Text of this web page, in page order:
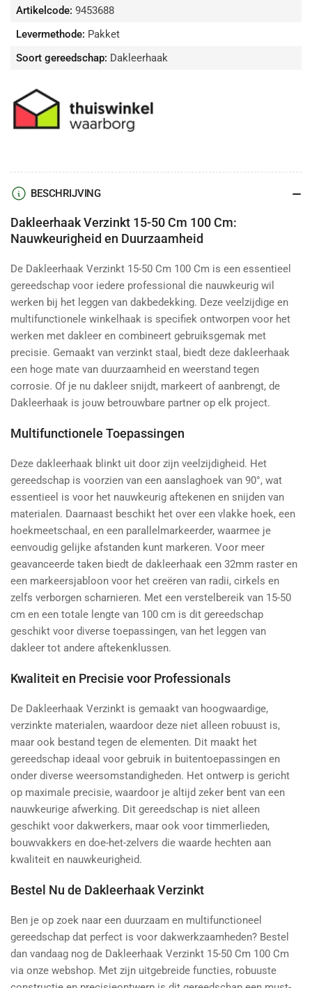
Artikelcode: 9453688
Levermethode: Pakket
Soort gereedschap: Dakleerhaak
BESCHRIJVING
Dakleerhaak Verzinkt 15-50 Cm 100 Cm:
Nauwkeurigheid en Duurzaamheid
De Dakleerhaak Verzinkt 15-50 Cm 100 Cm is een essentieel
gereedschap voor iedere professional die nauwkeurig wil
werken bij het leggen van dakbedekking. Deze veelzijdige en
multifunctionele winkelhaak is specifiek ontworpen voor het
werken met dakleer en combineert gebruiksgemak met
precisie. Gemaakt van verzinkt staal, biedt deze dakleerhaak
een hoge mate van duurzaamheid en weerstand tegen
corrosie. Of je nu dakleer snijdt, markeert of aanbrengt, de
Dakleerhaak is jouw betrouwbare partner op elk project.
Multifunctionele Toepassingen
Deze dakleerhaak blinkt uit door zijn veelzijdigheid. Het
gereedschap is voorzien van een aanslaghoek van 90°, wat
essentieel is voor het nauwkeurig aftekenen en snijden van
materialen. Daarnaast beschikt het over een vlakke hoek, een
hoekmeetschaal, en een parallelmarkeerder, waarmee je
eenvoudig gelijke afstanden kunt markeren. Voor meer
geavanceerde taken biedt de dakleerhaak een 32mm raster en
een markeersjabloon voor het creëren van radii, cirkels en
zelfs verborgen scharnieren. Met een verstelbereik van 15-50
cm en een totale lengte van 100 cm is dit gereedschap
geschikt voor diverse toepassingen, van het leggen van
dakleer tot andere aftekenklussen.
Kwaliteit en Precisie voor Professionals
De Dakleerhaak Verzinkt is gemaakt van hoogwaardige,
verzinkte materialen, waardoor deze niet alleen robuust is,
maar ook bestand tegen de elementen. Dit maakt het
gereedschap ideaal voor gebruik in buitentoepassingen en
onder diverse weersomstandigheden. Het ontwerp is gericht
op maximale precisie, waardoor je altijd zeker bent van een
nauwkeurige afwerking. Dit gereedschap is niet alleen
geschikt voor dakwerkers, maar ook voor timmerlieden,
bouwvakkers en doe-het-zelvers die waarde hechten aan
kwaliteit en nauwkeurigheid.
Bestel Nu de Dakleerhaak Verzinkt
Ben je op zoek naar een duurzaam en multifunctioneel
gereedschap dat perfect is voor dakwerkzaamheden? Bestel
dan vandaag nog de Dakleerhaak Verzinkt 15-50 Cm 100 Cm
via onze webshop. Met zijn uitgebreide functies, robuuste